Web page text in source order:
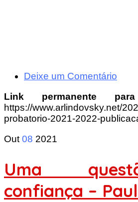
Deixe um Comentário
Link permanente
https://www.arlindovsky.net/
probatorio-2021-2022-
Out 08 2021
Uma
confiança –